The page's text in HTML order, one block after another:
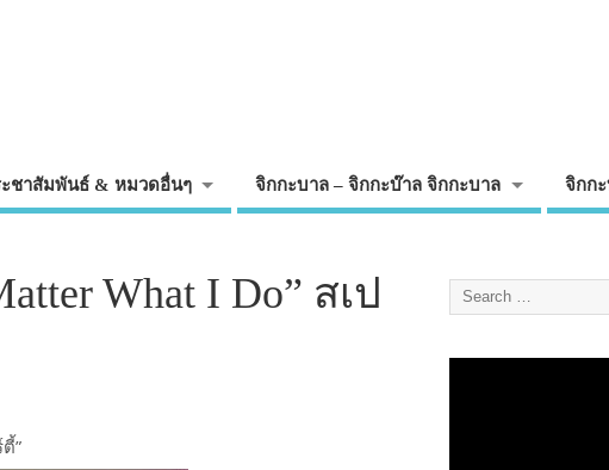
ชาสัมพันธ์ & หมวดอื่นๆ จิกกะบาล – จิกกะบ๊าล จิกกะบาล จิกก
What I Do” สเป
”